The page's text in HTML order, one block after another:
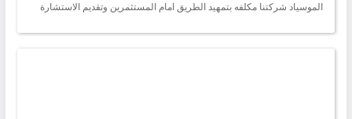
الموسياد شركتنا مكلفه بتمهيد الطريق امام المستثمرين وتقديم الاستشارة
زراعه